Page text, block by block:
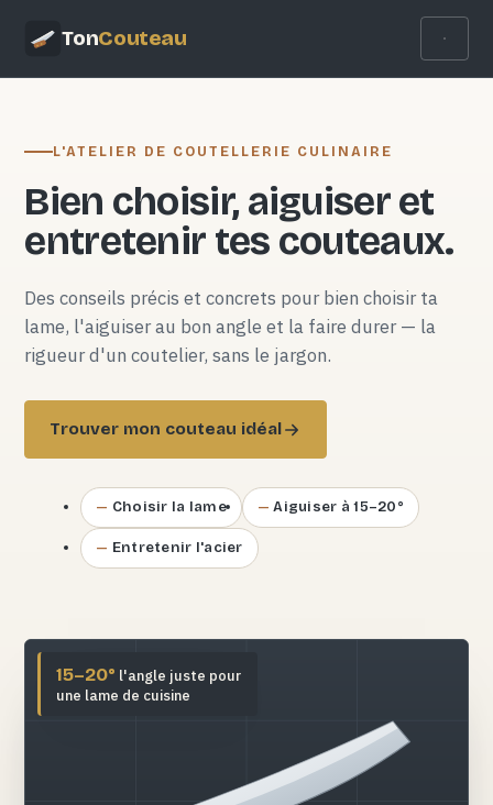
TonCouteau
L'ATELIER DE COUTELLERIE CULINAIRE
Bien choisir, aiguiser et
entretenir tes couteaux.
Des conseils précis et concrets pour bien choisir ta
lame, l'aiguiser au bon angle et la faire durer — la
rigueur d'un coutelier, sans le jargon.
Trouver mon couteau idéal
Choisir la lame Aiguiser à 15–20°
Entretenir l'acier
15–20° l'angle juste pour
une lame de cuisine